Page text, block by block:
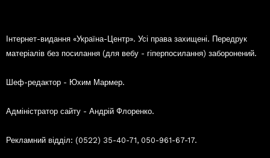
Інтернет-видання «Україна-Центр». Усі права захищені. Передрук
матеріалів без посилання (для вебу - гіперпосилання) заборонений.
Шеф-редактор - Юхим Мармер.
Адміністратор сайту - Андрій Флоренко.
Рекламний відділ: (0522) 35-40-71, 050-961-67-17.